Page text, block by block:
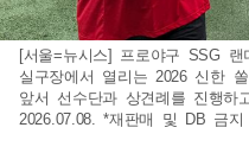
[서울=뉴시스] 프로야구 SSG
실구장에서 열리는 2026 신한
앞서 선수단과 상견례를 진행하
2026.07.08. *재판매 및 DB 금지